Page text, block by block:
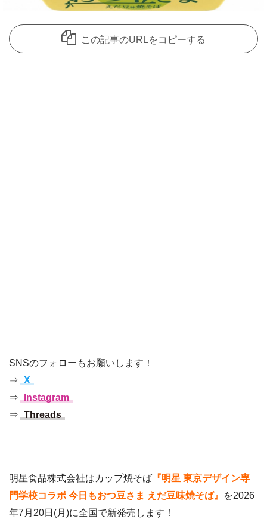
この記事のURLをコピーする
SNSのフォローもお願いします！
⇒ X
⇒
Instagram
⇒ Threads
明星食品株式会社はカップ焼そば 『明星 東京デザイン専
門学校コラボ 今日もおつ豆さま えだ豆味焼そば』
を2026
年7月20日(月)に全国で新発売します！